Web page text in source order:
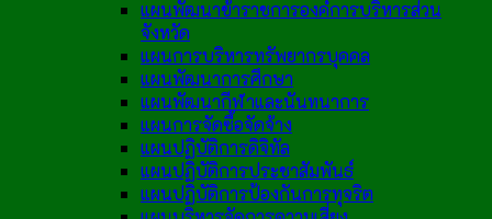
แผนพัฒนาข้าราชการองค์การบริหารส่วน
จังหวัด
แผนการบริหารทรัพยากรบุคคล
แผนพัฒนาการศึกษา
แผนพัฒนากีฬาและนันทนาการ
แผนการจัดซื้อจัดจ้าง
แผนปฏิบัติการดิจิทัล
แผนปฏิบัติการประชาสัมพันธ์
แผนปฏิบัติการป้องกันการทุจริต